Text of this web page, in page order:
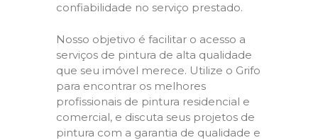
confiabilidade no serviço prestado.
Nosso objetivo é facilitar o acesso a
serviços de pintura de alta qualidade
que seu imóvel merece. Utilize o Grifo
para encontrar os melhores
profissionais de pintura residencial e
comercial, e discuta seus projetos de
pintura com a garantia de qualidade e